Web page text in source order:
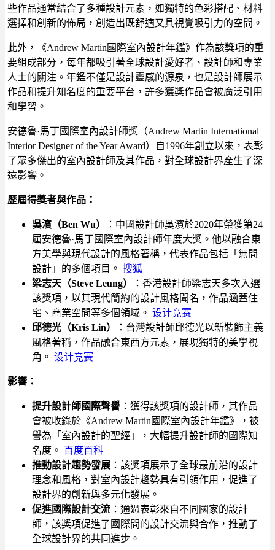
些作品通常結合了多種設計元素，如獨特的色彩搭配、材料
選擇和創新的佈局，創造出既舒適又具視覺吸引力的空間。
此外，《Andrew Martin國際室內設計年鑑》作為該獎項的重
要組成部分，每年都吸引著全球設計愛好者、設計師和專業
人士的關注。年鑑不僅是設計靈感的源泉，也是設計師展示
作品和提升知名度的重要平台，許多獲獎作品會被廣泛引用
和學習。
安德魯·馬丁國際室內設計師獎（Andrew Martin International
Interior Designer of the Year Award）自1996年創立以來，表彰
了眾多傑出的室內設計師及其作品，對全球設計界產生了深
遠影響。
歷屆得獎者與作品：
吳濱（Ben Wu）
：中國設計師吳濱於2020年榮獲第24
屆安德魯·馬丁國際室內設計師年度大獎。他以融合東
方美學與現代設計的風格著稱，代表作品包括「無間
設計」的多個項目。搜狐
梁志天（Steve Leung）
：香港設計師梁志天多次入選
該獎項，以其現代簡約的設計風格聞名，作品涵蓋住
宅、商業空間等多個領域。设计竞赛
邱德光（Kris Lin）
：台灣設計師邱德光以新裝飾主義
風格著稱，作品融合東西方元素，展現獨特的美學視
角。设计竞赛
影響：
提升設計師國際聲譽：獲得該獎項的設計師，其作品
會被收錄於《Andrew Martin國際室內設計年鑑》，被
譽為「室內設計的聖經」，大幅提升設計師的國際知
名度。 百度百科
推動設計趨勢發展 ：該獎項展示了全球最前沿的設計
理念和風格，對室內設計趨勢具有引領作用，促進了
設計界的創新與多元化發展。
促進國際設計交流 ：通過表彰來自不同國家的設計
師，該獎項促進了國際間的設計交流與合作，推動了
全球設計界的共同進步。